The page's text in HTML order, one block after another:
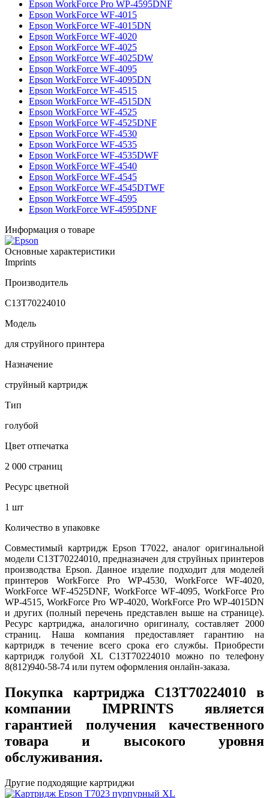
Epson WorkForce Pro WP-4595DNF
Epson WorkForce WF-4015
Epson WorkForce WF-4015DN
Epson WorkForce WF-4020
Epson WorkForce WF-4025
Epson WorkForce WF-4025DW
Epson WorkForce WF-4095
Epson WorkForce WF-4095DN
Epson WorkForce WF-4515
Epson WorkForce WF-4515DN
Epson WorkForce WF-4525
Epson WorkForce WF-4525DNF
Epson WorkForce WF-4530
Epson WorkForce WF-4535
Epson WorkForce WF-4535DWF
Epson WorkForce WF-4540
Epson WorkForce WF-4545
Epson WorkForce WF-4545DTWF
Epson WorkForce WF-4595
Epson WorkForce WF-4595DNF
Информация о товаре
Основные характеристики
Imprints
Производитель
C13T70224010
Модель
для струйного принтера
Назначение
струйный картридж
Тип
голубой
Цвет отпечатка
2 000 страниц
Ресурс цветной
1 шт
Количество в упаковке
Совместимый картридж Epson T7022, аналог оригинальной
модели C13T70224010, предназначен для струйных принтеров
производства Epson. Данное изделие подходит для моделей
принтеров WorkForce Pro WP-4530, WorkForce WF-4020,
WorkForce WF-4525DNF, WorkForce WF-4095, WorkForce Pro
WP-4515, WorkForce Pro WP-4020, WorkForce Pro WP-4015DN
и других (полный перечень представлен выше на странице).
Ресурс картриджа, аналогично оригиналу, составляет 2000
страниц. Наша компания предоставляет гарантию на
картридж в течение всего срока его службы. Приобрести
картридж голубой XL C13T70224010 можно по телефону
8(812)940-58-74 или путем оформления онлайн-заказа.
Покупка картриджа C13T70224010 в
компании IMPRINTS является
гарантией получения качественного
товара и высокого уровня
обслуживания.
Другие подходящие картриджи